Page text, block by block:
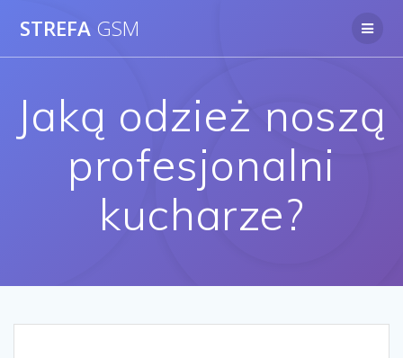
STREFA GSM
Jaką odzież noszą
profesjonalni
kucharze?